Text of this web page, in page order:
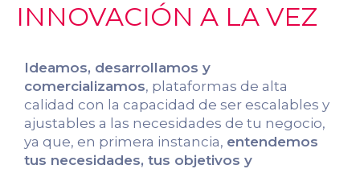
INNOVACIÓN A LA VEZ
Ideamos, desarrollamos y
comercializamos, plataformas de alta
calidad con la capacidad de ser escalables y
ajustables a las necesidades de tu negocio,
ya que, en primera instancia, entendemos
tus necesidades, tus objetivos y